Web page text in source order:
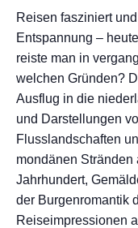
Reisen fasziniert
Entspannung –
reiste man in
welchen Gründen?
Ausflug in die
und Darstellungen
Flusslandschaften
mondänen Stränden
Jahrhundert,
der Burgenromantik
Reiseimpressionen